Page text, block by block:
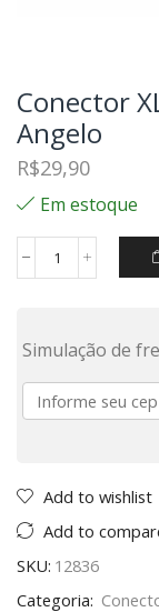
Conector
Angelo
R$29,90
Em estoque
Simulação de
Add to wishlist
Add to
SKU: 12836
Categoria: